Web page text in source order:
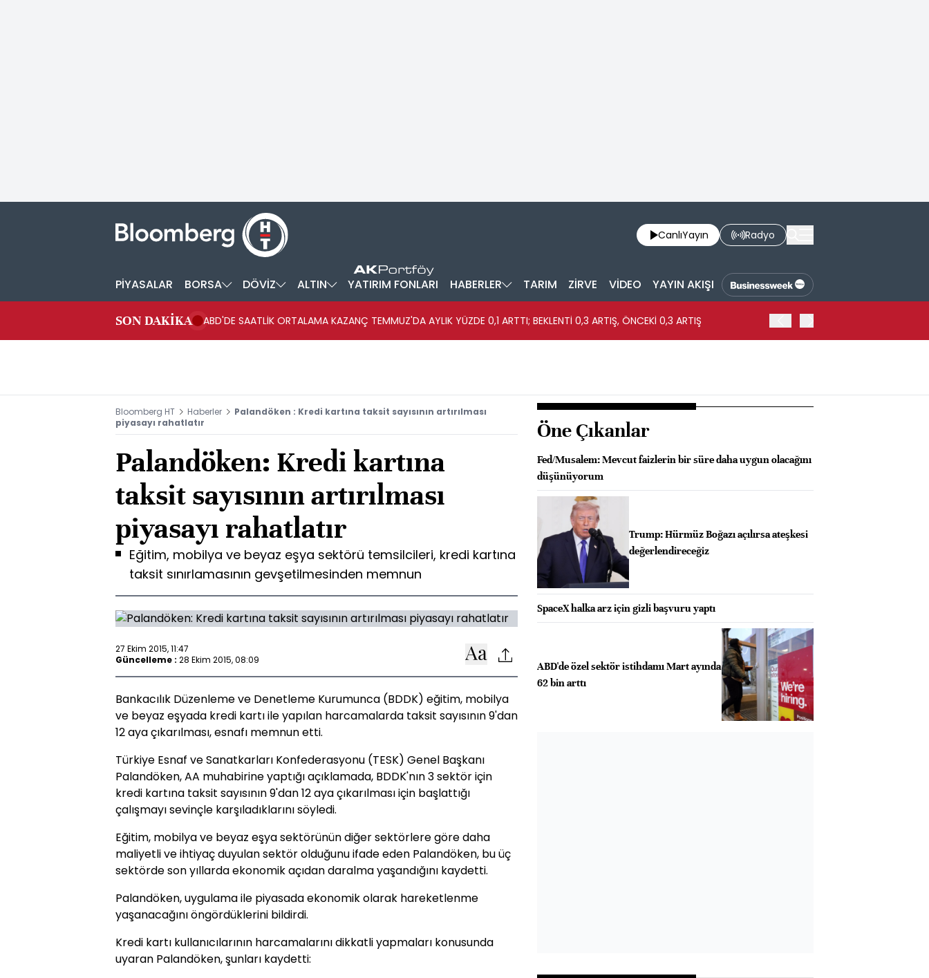
CanlıYayın Radyo
PİYASALAR BORSA DÖVİZ ALTIN YATIRIM FONLARI HABERLER TARIM ZİRVE VİDEO YAYIN AKIŞI
SON DAKİKA ABD'DE SAATLİK ORTALAMA KAZANÇ TEMMUZ'DA AYLIK YÜZDE 0,1 ARTTI; BEKLENTİ 0,3 ARTIŞ, ÖNCEKİ 0,3 ARTIŞ
Bloomberg HT Haberler
Palandöken : Kredi kartına taksit sayısının artırılması
piyasayı rahatlatır
Palandöken: Kredi kartına
taksit sayısının artırılması
piyasayı rahatlatır
Eğitim, mobilya ve beyaz eşya sektörü temsilcileri, kredi kartına
taksit sınırlamasının gevşetilmesinden memnun
27 Ekim 2015, 11:47
Güncelleme : 28 Ekim 2015, 08:09
Bankacılık Düzenleme ve Denetleme Kurumunca (BDDK) eğitim, mobilya
ve beyaz eşyada kredi kartı ile yapılan harcamalarda taksit sayısının 9'dan
12 aya çıkarılması, esnafı memnun etti.
Türkiye Esnaf ve Sanatkarları Konfederasyonu (TESK) Genel Başkanı
Palandöken, AA muhabirine yaptığı açıklamada, BDDK'nın 3 sektör için
kredi kartına taksit sayısının 9'dan 12 aya çıkarılması için başlattığı
çalışmayı sevinçle karşıladıklarını söyledi.
Eğitim, mobilya ve beyaz eşya sektörünün diğer sektörlere göre daha
maliyetli ve ihtiyaç duyulan sektör olduğunu ifade eden Palandöken, bu üç
sektörde son yıllarda ekonomik açıdan daralma yaşandığını kaydetti.
Palandöken, uygulama ile piyasada ekonomik olarak hareketlenme
yaşanacağını öngördüklerini bildirdi.
Kredi kartı kullanıcılarının harcamalarını dikkatli yapmaları konusunda
uyaran Palandöken, şunları kaydetti:
Öne Çıkanlar
Fed/Musalem: Mevcut faizlerin bir süre daha uygun olacağını
düşünüyorum
Trump: Hürmüz Boğazı açılırsa ateşkesi
değerlendireceğiz
SpaceX halka arz için gizli başvuru yaptı
ABD'de özel sektör istihdamı Mart ayında
62 bin arttı